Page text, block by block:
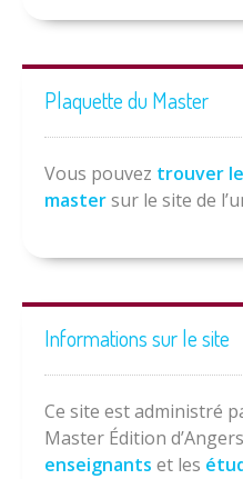
Plaquette du Master
Vous pouvez trouver
mastersur le site de
Informations sur le site
Ce site est administré
Master Édition
enseignants et les